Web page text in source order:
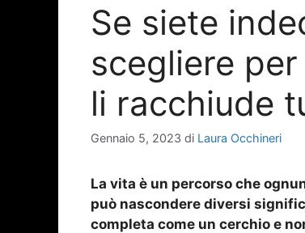
Se siete
scegliere
li racchiude
Gennaio 5, 2023 di Laura Occhineri
La vita è un percorso che
può nascondere diversi
completa come un cerchio e